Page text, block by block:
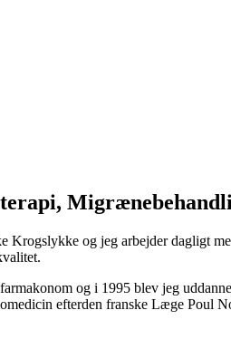
og jeg arbejder dagligt
og i 1995 blev jeg
efterden franske Læge Poul